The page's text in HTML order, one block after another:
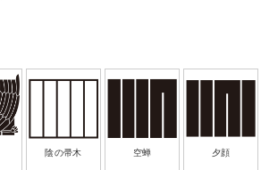
陰の帚木 空蝉 夕顔